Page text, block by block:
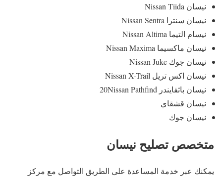
نيسان Nissan Tiida
نيسان سنترا Nissan Sentra
نيسام التيما Nissan Altima
نيسان ماكسيما Nissan Maxima
نيسان جوك Nissan Juke
نيسان اكس تريل Nissan X-Trail
نيسان باثفايندر 20Nissan Pathfind
نيسان قشقاي
نيسان جوك
متخصص تصليح نيسان
يمكنك عبر خدمة المساعدة على الطريق التواصل مع مركز